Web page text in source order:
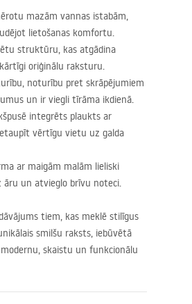
mazām vannas istabām,
lietošanas komfortu.
struktūru, kas atgādina
oriģinālu raksturu.
noturību pret skrāpējumiem
un ir viegli tīrāma ikdienā.
integrēts plaukts ar
vērtīgu vietu uz galda
ar maigām malām lieliski
āru un atvieglo brīvu noteci.
tiem, kas meklē stilīgus
smilšu raksts, iebūvētā
skaistu un funkcionālu